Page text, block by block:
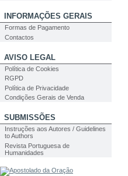
INFORMAÇÕES GERAIS
Formas de Pagamento
Contactos
AVISO LEGAL
Política de Cookies
RGPD
Política de Privacidade
Condições Gerais de Venda
SUBMISSÕES
Instruções aos Autores / Guidelines
to Authors
Revista Portuguesa de
Humanidades